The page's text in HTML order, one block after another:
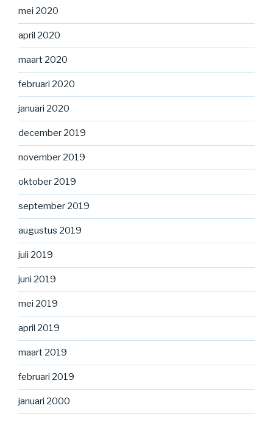
mei 2020
april 2020
maart 2020
februari 2020
januari 2020
december 2019
november 2019
oktober 2019
september 2019
augustus 2019
juli 2019
juni 2019
mei 2019
april 2019
maart 2019
februari 2019
januari 2000